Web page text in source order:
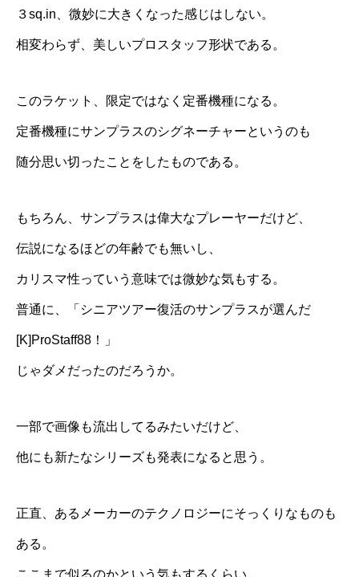
３sq.in、微妙に大きくなった感じはしない。
相変わらず、美しいプロスタッフ形状である。
このラケット、限定ではなく定番機種になる。
定番機種にサンプラスのシグネーチャーというのも
随分思い切ったことをしたものである。
もちろん、サンプラスは偉大なプレーヤーだけど、
伝説になるほどの年齢でも無いし、
カリスマ性っていう意味では微妙な気もする。
普通に、「シニアツアー復活のサンプラスが選んだ
[K]ProStaff88！」
じゃダメだったのだろうか。
一部で画像も流出してるみたいだけど、
他にも新たなシリーズも発表になると思う。
正直、あるメーカーのテクノロジーにそっくりなものも
ある。
ここまで似るのかという気もするくらい。